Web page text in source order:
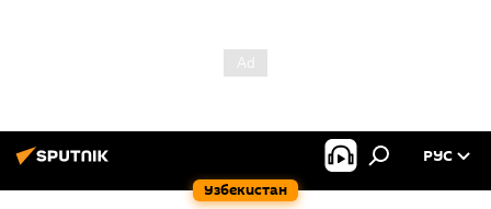
Узбекистан
РУС